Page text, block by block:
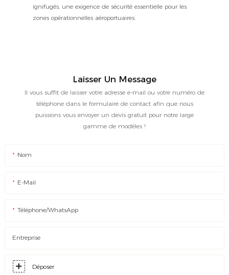
ignifugés, une exigence de sécurité essentielle pour les
zones opérationnelles aéroportuaires.
Laisser Un Message
Il vous suffit de laisser votre adresse e-mail ou votre numéro de
téléphone dans le formulaire de contact afin que nous
puissions vous envoyer un devis gratuit pour notre large
gamme de modèles !
Nom
E-Mail
Téléphone/WhatsApp
Entreprise
Déposer